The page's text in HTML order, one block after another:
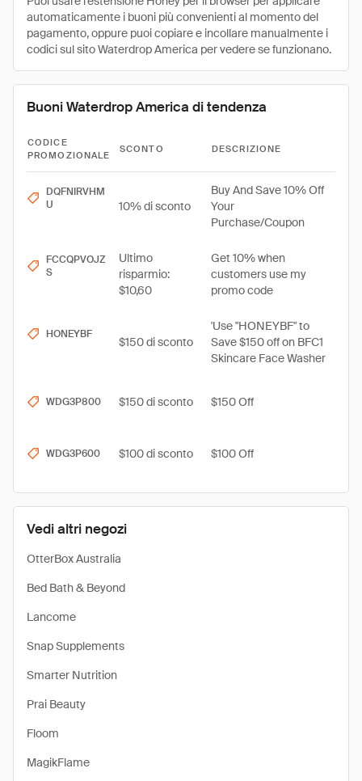
Vedi altri negozi
OtterBox Australia
Bed Bath & Beyond
Lancome
Snap Supplements
Smarter Nutrition
Prai Beauty
Floom
MagikFlame
automaticamente i buoni più convenienti al momento del
pagamento, oppure puoi copiare e incollare manualmente i
codici sul sito Waterdrop America per vedere se funzionano.
Buoni Waterdrop America di tendenza
CODICE
PROMOZIONALE
SCONTO DESCRIZIONE
DQFNIRVHM
U
10% di sconto
Buy And Save 10% Off
Your
Purchase/Coupon
FCCQPVOJZ
S
Ultimo
risparmio:
$10,60
Get 10% when
customers use my
promo code
HONEYBF
$150 di sconto
'Use "HONEYBF" to
Save $150 off on BFC1
Skincare Face Washer
WDG3P800 $150 di sconto $150 Off
WDG3P600 $100 di sconto $100 Off